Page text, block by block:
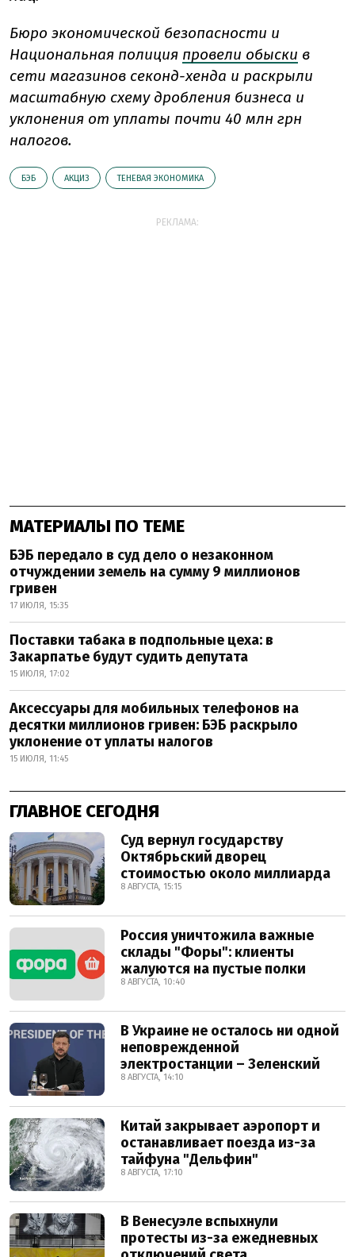
Бюро экономической безопасности и
Национальная полиция провели обыски в
сети магазинов секонд-хенда и раскрыли
масштабную схему дробления бизнеса и
уклонения от уплаты почти 40 млн грн
налогов.
БЭБ АКЦИЗ ТЕНЕВАЯ ЭКОНОМИКА
РЕКЛАМА:
МАТЕРИАЛЫ ПО ТЕМЕ
БЭБ передало в суд дело о незаконном
отчуждении земель на сумму 9 миллионов
гривен
17 ИЮЛЯ, 15:35
Поставки табака в подпольные цеха: в
Закарпатье будут судить депутата
15 ИЮЛЯ, 17:02
Аксессуары для мобильных телефонов на
десятки миллионов гривен: БЭБ раскрыло
уклонение от уплаты налогов
15 ИЮЛЯ, 11:45
ГЛАВНОЕ СЕГОДНЯ
Суд вернул государству
Октябрьский дворец
стоимостью около миллиарда
8 АВГУСТА, 15:15
Россия уничтожила важные
склады "Форы": клиенты
жалуются на пустые полки
8 АВГУСТА, 10:40
В Украине не осталось ни одной
неповрежденной
электростанции – Зеленский
8 АВГУСТА, 14:10
Китай закрывает аэропорт и
останавливает поезда из-за
тайфуна "Дельфин"
8 АВГУСТА, 17:10
В Венесуэле вспыхнули
протесты из-за ежедневных